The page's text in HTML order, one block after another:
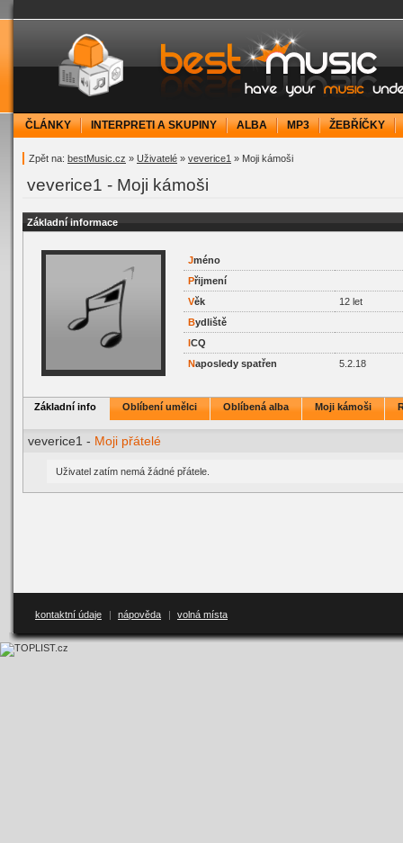
bestMusic.cz - Have your music under
ČLÁNKY INTERPRETI A SKUPINY ALBA MP3 ŽEBŘÍČKY
Zpět na: bestMusic.cz » Uživatelé » veverice1 » Moji kámoši
veverice1 - Moji kámoši
Základní informace
Jméno
Přijmení
Věk
12 let
Bydliště
ICQ
Naposledy spatřen 5.2.18
Základní info Oblíbení umělci Oblíbená alba Moji kámoši
veverice1 - Moji přátelé
Uživatel zatím nemá žádné přátele.
kontaktní údaje | nápověda | volná místa